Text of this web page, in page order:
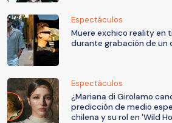
Espectáculos
Muere exchico reality en
durante grabación de un
Espectáculos
¿Mariana di Girolamo
predicción de medio
chilena y su rol en 'Wild